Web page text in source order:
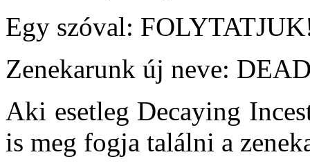
Egy szóval:
Zenekarunk új neve:
Aki esetleg Decaying
is meg fogja találni a